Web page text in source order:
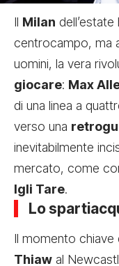
Il Milan
centrocampo, ma
uomini, la vera
giocare: Max
di una linea a
verso una
inevitabilmente
mercato, come
Igli Tare.
Lo
Il momento chiave
Thiaw al